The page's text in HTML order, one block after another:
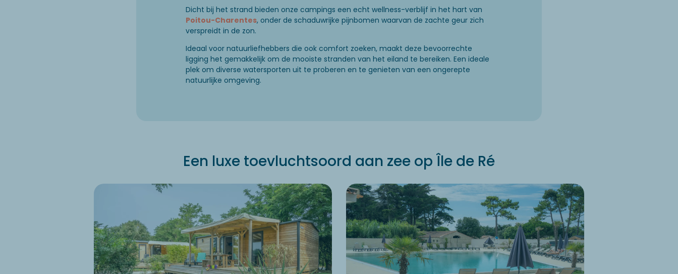
Dicht bij het strand bieden onze campings een echt wellness-verblijf in het hart van
Poitou-Charentes, onder de schaduwrijke pijnbomen waarvan de zachte geur zich
verspreidt in de zon.
Ideaal voor natuurliefhebbers die ook comfort zoeken, maakt deze bevoorrechte
ligging het gemakkelijk om de mooiste stranden van het eiland te bereiken. Een ideale
plek om diverse watersporten uit te proberen en te genieten van een ongerepte
natuurlijke omgeving.
Een luxe toevluchtsoord aan zee op Île de Ré